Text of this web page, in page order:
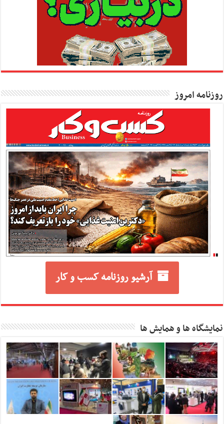
روزنامه امروز
آرشیو روزنامه کسب و کار
نمایشگاه ها و همایش ها